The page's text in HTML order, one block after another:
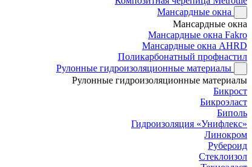
Мансардные окна
Мансардные окна
Мансардные окна Fakro
Мансардные окна AHRD
Поликарбонатный профнастил
Рулонные гидроизоляционные материалы
Рулонные гидроизоляционные материалы
Бикрост
Бикроэласт
Биполь
Гидроизоляция «Унифлекс»
Линокром
Рубероид
Стеклоизол